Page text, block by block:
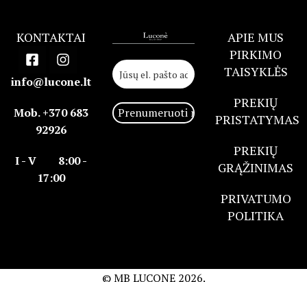
KONTAKTAI
info@lucone.lt
Mob. +370 683
92926
I - V 8:00 -
17:00
APIE MUS
PIRKIMO
TAISYKLĖS
PREKIŲ
PRISTATYMAS
PREKIŲ
GRĄŽINIMAS
PRIVATUMO
POLITIKA
© MB LUCONE2026.